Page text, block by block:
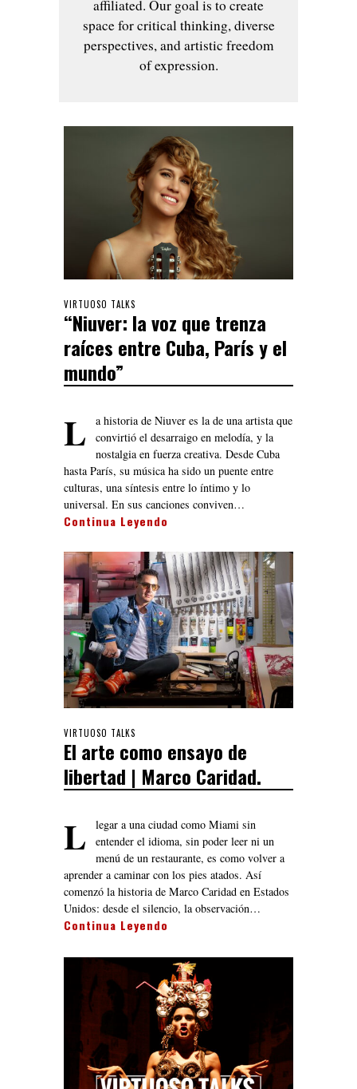
affiliated. Our goal is to create
space for critical thinking, diverse
perspectives, and artistic freedom
of expression.
VIRTUOSO TALKS
“Niuver: la voz que trenza
raíces entre Cuba, París y el
mundo”
L
a historia de Niuver es la de una artista que
convirtió el desarraigo en melodía, y la
nostalgia en fuerza creativa. Desde Cuba
hasta París, su música ha sido un puente entre
culturas, una síntesis entre lo íntimo y lo
universal. En sus canciones conviven…
Continua Leyendo
VIRTUOSO TALKS
El arte como ensayo de
libertad | Marco Caridad.
L
legar a una ciudad como Miami sin
entender el idioma, sin poder leer ni un
menú de un restaurante, es como volver a
aprender a caminar con los pies atados. Así
comenzó la historia de Marco Caridad en Estados
Unidos: desde el silencio, la observación…
Continua Leyendo